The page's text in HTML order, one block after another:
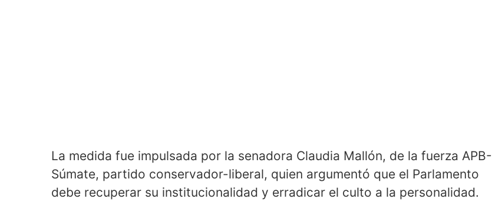
La medida fue impulsada por la senadora Claudia Mallón, de la fuerza APB-
Súmate, partido conservador-liberal, quien argumentó que el Parlamento
debe recuperar su institucionalidad y erradicar el culto a la personalidad.